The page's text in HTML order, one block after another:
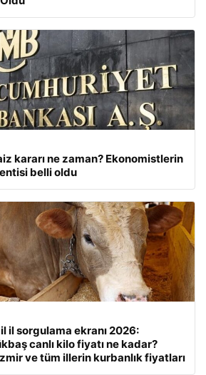
kararı ne zaman? Ekonomistlerin
belli oldu
il sorgulama ekranı 2026:
canlı kilo fiyatı ne kadar?
ve tüm illerin kurbanlık fiyatları